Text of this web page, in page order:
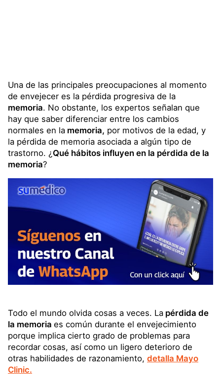
Una de las principales preocupaciones al momento
de envejecer es la pérdida progresiva de la
memoria. No obstante, los expertos señalan que
hay que saber diferenciar entre los cambios
normales en la memoria, por motivos de la edad, y
la pérdida de memoria asociada a algún tipo de
trastorno. ¿ Qué hábitos influyen en la pérdida de la
memoria?
Todo el mundo olvida cosas a veces. La pérdida de
la memoria es común durante el envejecimiento
porque implica cierto grado de problemas para
recordar cosas, así como un ligero deterioro de
otras habilidades de razonamiento, detalla Mayo
Clinic.